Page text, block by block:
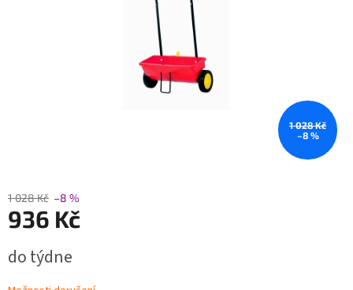
1 028 Kč
–8 %
1 028 Kč –8 %
936 Kč
cena:
do týdne